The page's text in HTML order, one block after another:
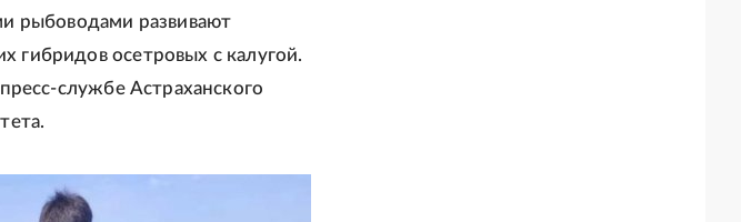
рыбоводами развивают
гибридов осетровых с калугой.
службе Астраханского